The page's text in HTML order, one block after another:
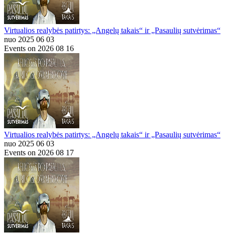
Virtualios realybės patirtys: „Angelų takais“ ir „Pasaulių sutvėrimas“
nuo 2025 06 03
Events on 2026 08 16
Virtualios realybės patirtys: „Angelų takais“ ir „Pasaulių sutvėrimas“
nuo 2025 06 03
Events on 2026 08 17